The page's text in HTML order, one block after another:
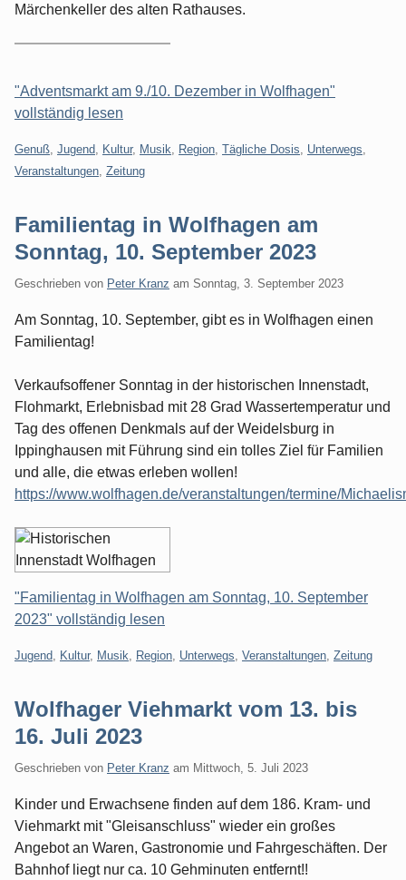
Märchenkeller des alten Rathauses.
"Adventsmarkt am 9./10. Dezember in Wolfhagen"
vollständig lesen
Kategorien:
Genuß Jugend Kultur, Musik Region Tägliche Dosis Unterwegs
Veranstaltungen Zeitung
Familientag in Wolfhagen am
Sonntag, 10. September 2023
Geschrieben von Peter Kranz am Sonntag, 3. September 2023
Am Sonntag, 10. September, gibt es in Wolfhagen einen
Familientag!
Verkaufsoffener Sonntag in der historischen Innenstadt,
Flohmarkt, Erlebnisbad mit 28 Grad Wassertemperatur und
Tag des offenen Denkmals auf der Weidelsburg in
Ippinghausen mit Führung sind ein tolles Ziel für Familien
und alle, die etwas erleben wollen!
https://www.wolfhagen.de/veranstaltungen/termine/
"Familientag in Wolfhagen am Sonntag, 10. September
2023" vollständig lesen
Kategorien:
Jugend Kultur, Musik Region Unterwegs Veranstaltungen Zeitung
Wolfhager Viehmarkt vom 13. bis
16. Juli 2023
Geschrieben von Peter Kranz am Mittwoch, 5. Juli 2023
Kinder und Erwachsene finden auf dem 186. Kram- und
Viehmarkt mit "Gleisanschluss" wieder ein großes
Angebot an Waren, Gastronomie und Fahrgeschäften. Der
Bahnhof liegt nur ca. 10 Gehminuten entfernt!!